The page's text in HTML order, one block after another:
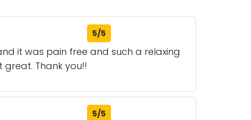
5/5
it was pain free and such a relaxing
Thank you!!
5/5